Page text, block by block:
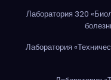
Лаборатория 320
Лаборатория